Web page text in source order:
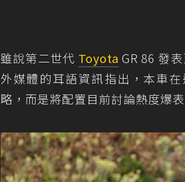
雖說第二世代 Toyota GR 86 發
外媒體的耳語資訊指出，本車
略，而是將配置目前討論熱度爆